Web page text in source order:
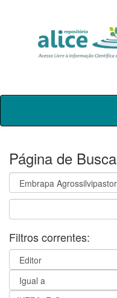
Skip
Página de Busca
Filtros correntes: